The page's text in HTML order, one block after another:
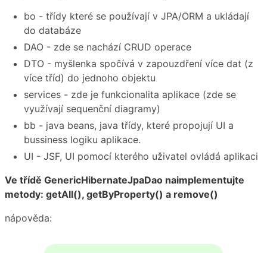
bo - třídy které se používají v JPA/ORM a ukládají
do databáze
DAO - zde se nachází CRUD operace
DTO - myšlenka spočívá v zapouzdření více dat (z
více tříd) do jednoho objektu
services - zde je funkcionalita aplikace (zde se
využívají sequenční diagramy)
bb - java beans, java třídy, které propojují UI a
bussiness logiku aplikace.
UI - JSF, UI pomocí kterého uživatel ovládá aplikaci
Ve třídě GenericHibernateJpaDao naimplementujte
metody: getAll(), getByProperty() a remove()
nápověda: